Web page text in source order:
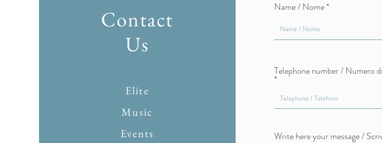
Contact
Us
Elite
Music
Events
Name / Nome
Telephone number / Numero
Write here your message /